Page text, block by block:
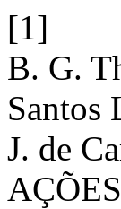
[1]
B. G.
Santos
J. de